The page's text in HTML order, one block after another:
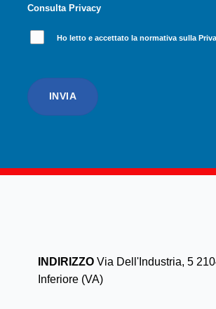
Consulta Privacy
Ho letto e accettato la normativa sulla
INDIRIZZO Via Dell'Industria, 5
Inferiore (VA)